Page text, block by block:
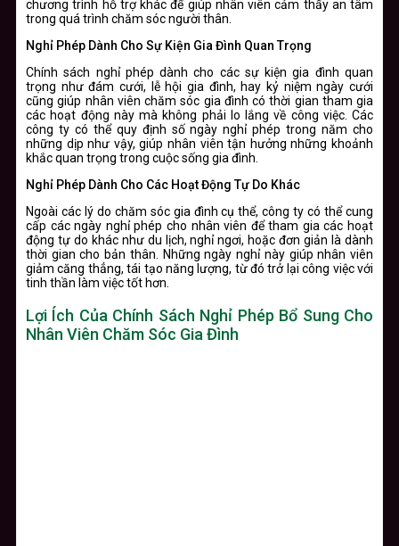
chương trình hỗ trợ khác để giúp nhân viên cảm thấy an tâm
trong quá trình chăm sóc người thân.
Nghỉ Phép Dành Cho Sự Kiện Gia Đình Quan Trọng
Chính sách nghỉ phép dành cho các sự kiện gia đình quan
trọng như đám cưới, lễ hội gia đình, hay kỷ niệm ngày cưới
cũng giúp nhân viên chăm sóc gia đình có thời gian tham gia
các hoạt động này mà không phải lo lắng về công việc. Các
công ty có thể quy định số ngày nghỉ phép trong năm cho
những dịp như vậy, giúp nhân viên tận hưởng những khoảnh
khắc quan trọng trong cuộc sống gia đình.
Nghỉ Phép Dành Cho Các Hoạt Động Tự Do Khác
Ngoài các lý do chăm sóc gia đình cụ thể, công ty có thể cung
cấp các ngày nghỉ phép cho nhân viên để tham gia các hoạt
động tự do khác như du lịch, nghỉ ngơi, hoặc đơn giản là dành
thời gian cho bản thân. Những ngày nghỉ này giúp nhân viên
giảm căng thẳng, tái tạo năng lượng, từ đó trở lại công việc với
tinh thần làm việc tốt hơn.
Lợi Ích Của Chính Sách Nghỉ Phép Bổ Sung Cho
Nhân Viên Chăm Sóc Gia Đình